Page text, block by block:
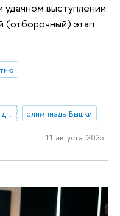
выступлении
(отборочный) этап
олимпиады Вышки
11 августа 2025